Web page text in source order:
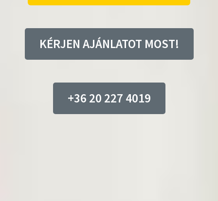
KÉRJEN AJÁNLATOT MOST!
+36 20 227 4019